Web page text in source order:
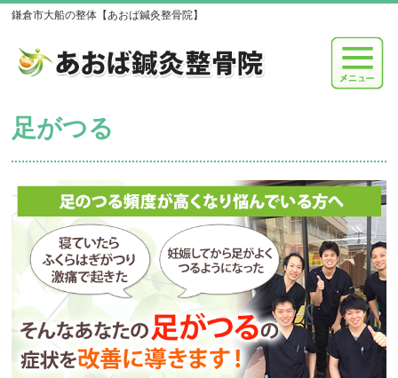
鎌倉市大船の整体【あおば鍼灸整骨院】
足がつる